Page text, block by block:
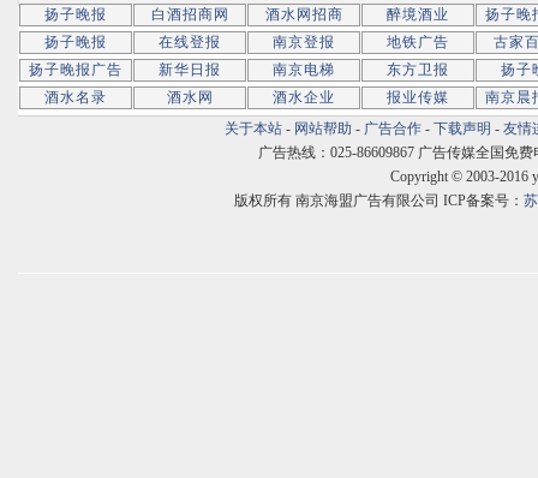
扬子晚报
白酒招商网 酒水网招商 醉境酒业
扬子晚
扬子晚报
在线登报 南京登报 地铁广告
古家
扬子晚报广告
新华日报 南京电梯 东方卫报
扬子
酒水名录
酒水网 酒水企业 报业传媒
南京晨
关于本站 - 网站帮助 - 广告合作 - 下载声明 - 友情
广告热线：025-86609867 广告传媒全国免费
Copyright © 2003-2016
版权所有 南京海盟广告有限公司 ICP备案号：